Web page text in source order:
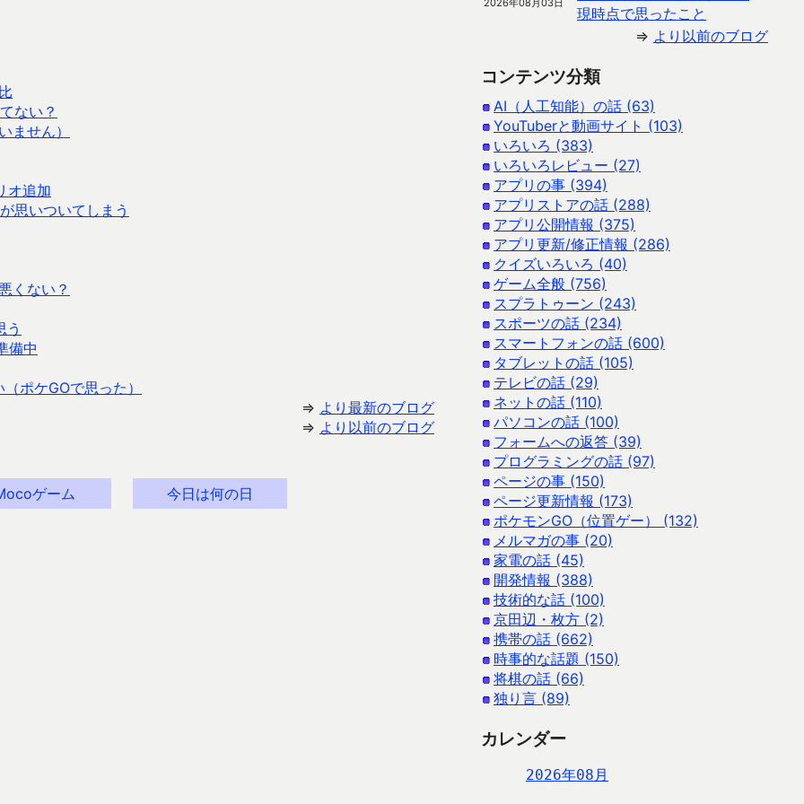
ない？
ません）
オ追加
思いついてしまう
くない？
う
備中
ポケGOで思った）
⇒ より最新のブログ
⇒ より以前のブログ
ゲーム 今日は何の日
2026年08月03日
現時点で思ったこと
⇒ より以前のブログ
コンテンツ分類
AI（人工知能）の話 (63)
YouTuberと動画サイト (103)
いろいろ (383)
いろいろレビュー (27)
アプリの事 (394)
アプリストアの話 (288)
アプリ公開情報 (375)
アプリ更新/修正情報 (286)
クイズいろいろ (40)
ゲーム全般 (756)
スプラトゥーン (243)
スポーツの話 (234)
スマートフォンの話 (600)
タブレットの話 (105)
テレビの話 (29)
ネットの話 (110)
パソコンの話 (100)
フォームへの返答 (39)
プログラミングの話 (97)
ページの事 (150)
ページ更新情報 (173)
ポケモンGO（位置ゲー） (132)
メルマガの事 (20)
家電の話 (45)
開発情報 (388)
技術的な話 (100)
京田辺・枚方 (2)
携帯の話 (662)
時事的な話題 (150)
将棋の話 (66)
独り言 (89)
カレンダー
2026年08月